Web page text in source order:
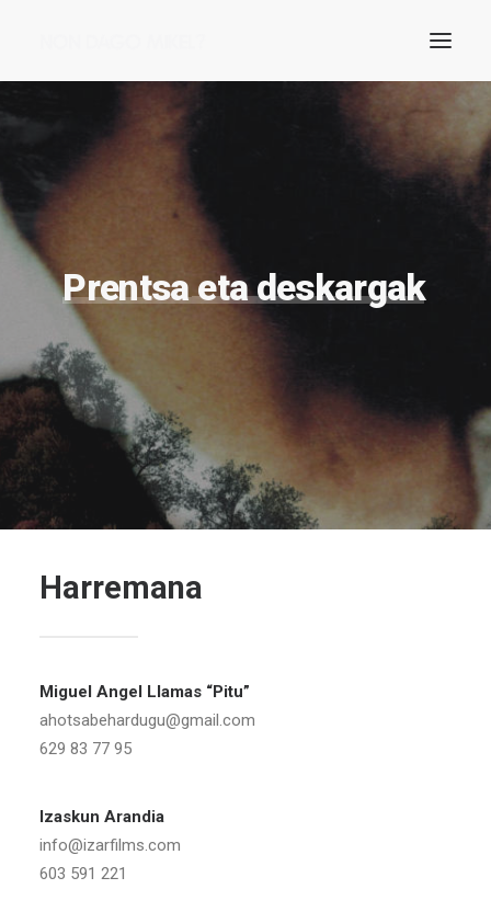
Prentsaetadeskargak
Harremana
Miguel Angel Llamas “Pitu”
ahotsabehardugu@gmail.com
629 83 77 95
Izaskun Arandia
info@izarfilms.com
603 591 221